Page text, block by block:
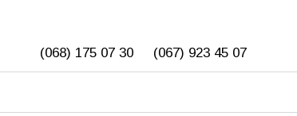
(068) 175 07 30
(067) 923 45 07